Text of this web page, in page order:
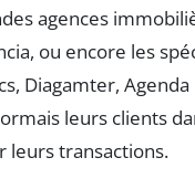
agences
ou encore les
Diagamter,
leurs clients
leurs transactions.